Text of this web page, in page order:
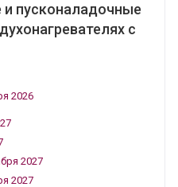
пусконаладочные
с
2026
2027
2027